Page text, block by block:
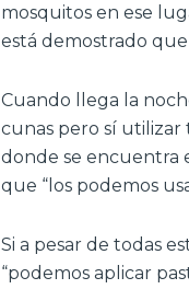
mosquitos en ese
está demostrado que
Cuando llega la
cunas pero sí utilizar
donde se encuentra
que “los podemos
Si a pesar de todas
“podemos aplicar